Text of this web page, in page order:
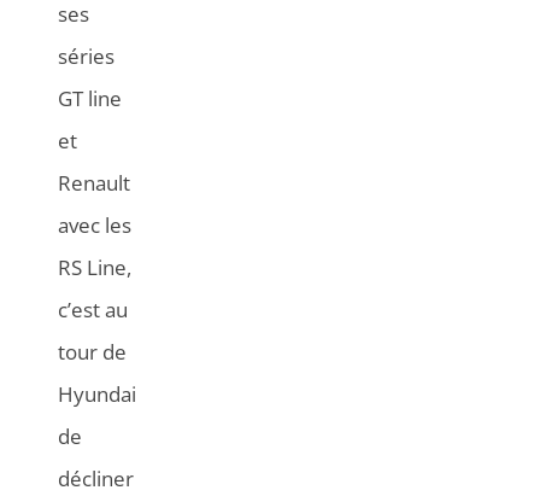
ses
séries
GT line
et
Renault
avec les
RS Line,
c’est au
tour de
Hyundai
de
décliner